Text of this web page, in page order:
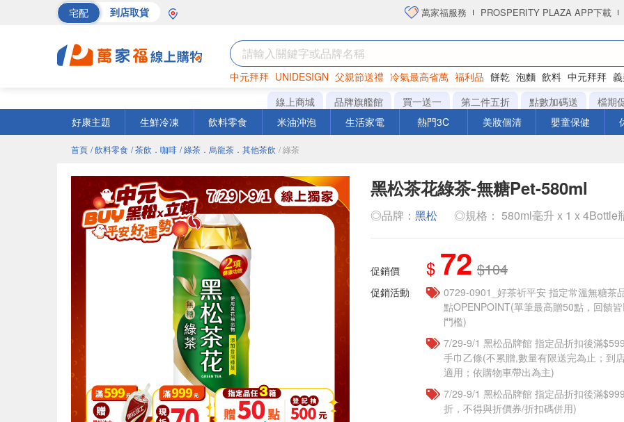
宅配 到店取貨 萬家福服務 PROSPERITY PLAZA APP下載
中元拜拜 UNIDESIGN 父親節送禮 冷氣最高省萬 福利品 餅乾 泡麵 飲料 中元拜拜
罐頭 海苔 洋芋片
線上商城 品牌旗艦館 買一送一 第二件五折 點數加碼送
檔期
好康主題
生鮮冷凍 飲料零食 米油沖泡 生活家電 熱門3C 美妝個清 嬰童保健
首頁 / 飲料零食 / 茶飲．咖啡 / 綠茶．烏龍茶．其他茶飲 / 綠茶
黑松茶花綠茶-無糖Pet-580ml
◎品牌： 黑松 ◎規格： 580ml毫升 x 1 x 4Bottle
促銷價 $ 72 $104
促銷活動
​​0729-0901_好茶祈平安 指定常溫無糖茶
點OPENPOINT(單筆最高贈50點，回饋
門檻)
7/29-9/1 黑松品牌館 指定品折扣後滿
手巾乙條(不累贈,數量有限送完為止；到
適用；依購物車帶出為主)
7/29-9/1 黑松品牌館 指定品折扣後滿
折，不得與折價券/折扣碼併用)